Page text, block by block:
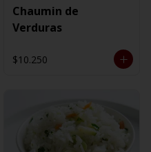
Chaumin de
Verduras
$10.250